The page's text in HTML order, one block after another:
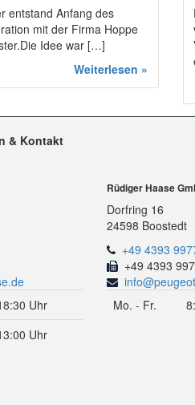
entstand Anfang des
mit der Firma Hoppe
Idee war […]
Weiterlesen »
& Kontakt
Uhr
Uhr
Rüdiger Haase
Dorfring 16
24598 Boostedt
+49 4393
+49 4393
Mo. - Fr.